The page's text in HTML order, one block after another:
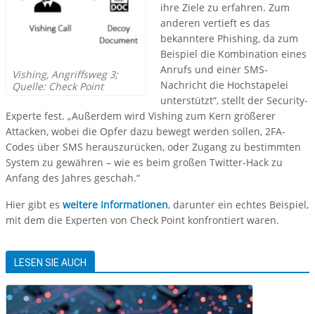
Vishing, Angriffsweg 3;
Quelle: Check Point
ihre Ziele zu erfahren. Zum
anderen vertieft es das
bekanntere Phishing, da zum
Beispiel die Kombination eines
Anrufs und einer SMS-
Nachricht die Hochstapelei
unterstützt“, stellt der Security-
Experte fest. „Außerdem wird Vishing zum Kern größerer
Attacken, wobei die Opfer dazu bewegt werden sollen, 2FA-
Codes über SMS herauszurücken, oder Zugang zu bestimmten
System zu gewähren – wie es beim großen Twitter-Hack zu
Anfang des Jahres geschah.“
Hier gibt es weitere Informationen, darunter ein echtes Beispiel,
mit dem die Experten von Check Point konfrontiert waren.
LESEN SIE AUCH